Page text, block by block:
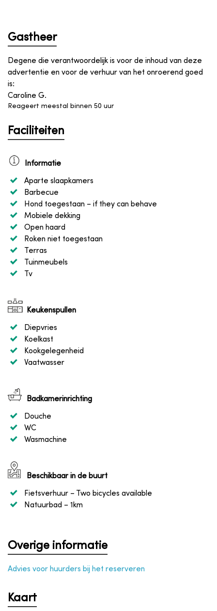
Gastheer
Degene die verantwoordelijk is voor de inhoud van deze
advertentie en voor de verhuur van het onroerend goed
is:
Caroline G.
Reageert meestal binnen 50 uur
Faciliteiten
Informatie
Aparte slaapkamers
Barbecue
Hond toegestaan – if they can behave
Mobiele dekking
Open haard
Roken niet toegestaan
Terras
Tuinmeubels
Tv
Keukenspullen
Diepvries
Koelkast
Kookgelegenheid
Vaatwasser
Badkamerinrichting
Douche
WC
Wasmachine
Beschikbaar in de buurt
Fietsverhuur – Two bicycles available
Natuurbad – 1km
Overige informatie
Advies voor huurders bij het reserveren
Kaart